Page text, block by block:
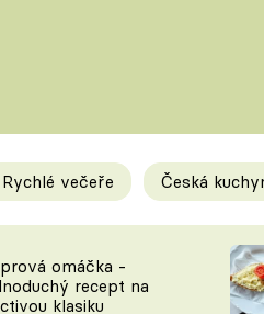
Rychlé večeře Česká
omáčka -
recept na
klasiku